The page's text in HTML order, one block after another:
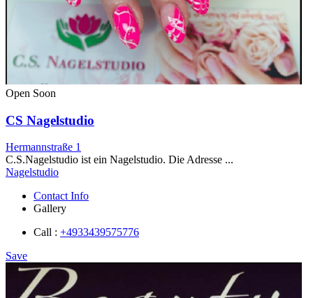
Open Soon
CS Nagelstudio
Hermannstraße 1
C.S.Nagelstudio ist ein Nagelstudio. Die Adresse ...
Nagelstudio
Contact Info
Gallery
Call : +4933439575776
Save